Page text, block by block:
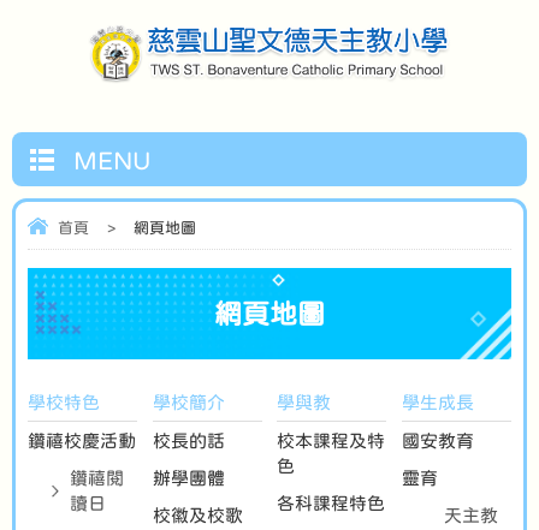
MENU
首頁 > 網頁地圖
網頁地圖
學校特色
鑽禧校慶活動
鑽禧閱
讀日
學校簡介
校長的話
辦學團體
校徽及校歌
學與教
校本課程及特
色
各科課程特色
學生成長
國安教育
靈育
天主教